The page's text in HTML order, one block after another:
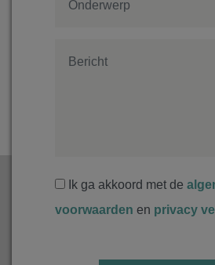
Ik ga akkoord met de
voorwaarden en privacy